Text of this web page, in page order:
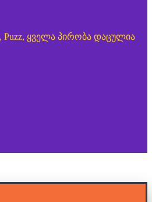
Puzz, ყველა პირობა დაცულია